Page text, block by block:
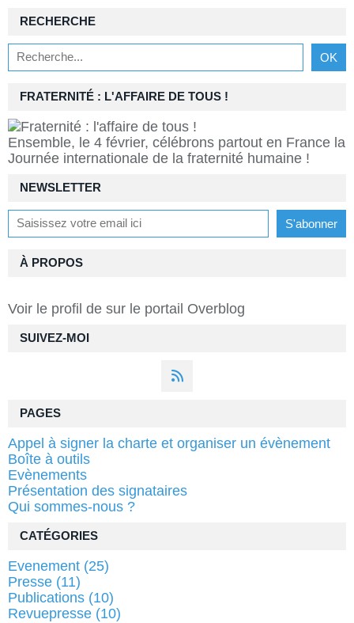
NEWSLETTER
SUIVEZ-MOI
RECHERCHE
FRATERNITÉ : L'AFFAIRE DE TOUS !
Ensemble, le 4 février, célébrons partout en France la
Journée internationale de la fraternité humaine !
À PROPOS
Voir le profil de sur le portail Overblog
PAGES
Appel à signer la charte et organiser un évènement
Boîte à outils
Evènements
Présentation des signataires
Qui sommes-nous ?
CATÉGORIES
Evenement (25)
Presse (11)
Publications (10)
Revuepresse (10)